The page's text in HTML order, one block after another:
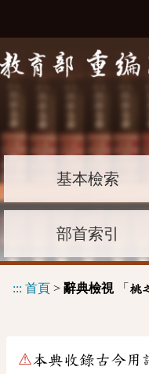
基本檢索
部首索引
::: 首頁 > 辭典檢視「 桃
⚠本典收錄古今用